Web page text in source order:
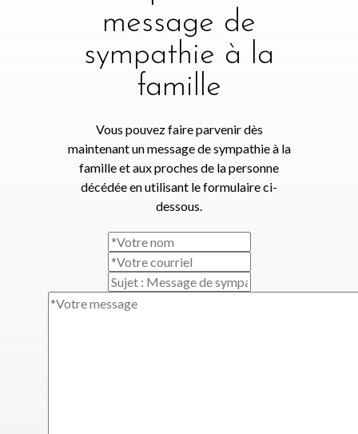
message de
sympathie à la
famille
Vous pouvez faire parvenir dès
maintenant un message de sympathie à la
famille et aux proches de la personne
décédée en utilisant le formulaire ci-
dessous.